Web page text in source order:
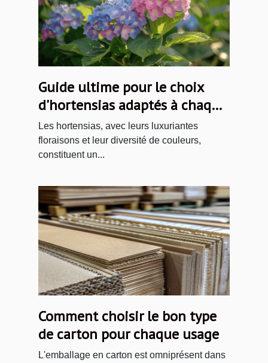
Guide ultime pour le choix
d'hortensias adaptés à chaque
jardin
Les hortensias, avec leurs luxuriantes
floraisons et leur diversité de couleurs,
constituent un...
Comment choisir le bon type
de carton pour chaque usage
L'emballage en carton est omniprésent dans